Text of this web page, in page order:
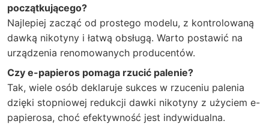
początkującego?
Najlepiej zacząć od prostego modelu, z kontrolowaną
dawką nikotyny i łatwą obsługą. Warto postawić na
urządzenia renomowanych producentów.
Czy e-papieros pomaga rzucić palenie?
Tak, wiele osób deklaruje sukces w rzuceniu palenia
dzięki stopniowej redukcji dawki nikotyny z użyciem e-
papierosa, choć efektywność jest indywidualna.